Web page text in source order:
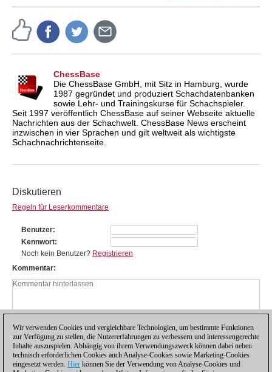
ChessBase
Die ChessBase GmbH, mit Sitz in Hamburg, wurde
1987 gegründet und produziert Schachdatenbanken
sowie Lehr- und Trainingskurse für Schachspieler.
Seit 1997 veröffentlich ChessBase auf seiner Webseite aktuelle
Nachrichten aus der Schachwelt. ChessBase News erscheint
inzwischen in vier Sprachen und gilt weltweit als wichtigste
Schachnachrichtenseite.
Diskutieren
Regeln für Leserkommentare
Benutzer
Kennwort
Noch kein Benutzer? Registrieren
Kommentar
Wir verwenden Cookies und vergleichbare Technologien, um bestimmte Funktionen
zur Verfügung zu stellen, die Nutzererfahrungen zu verbessern und interessengerechte
Inhalte auszuspielen. Abhängig von ihrem Verwendungszweck können dabei neben
technisch erforderlichen Cookies auch Analyse-Cookies sowie Marketing-Cookies
eingesetzt werden. Hier können Sie der Verwendung von Analyse-Cookies und